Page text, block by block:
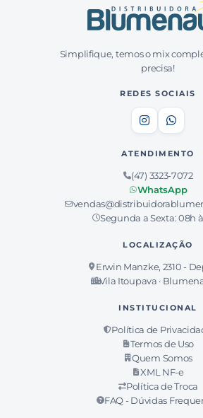
Simplifique, temos o mix
precisa!
REDES SOCIAIS
ATENDIMENTO
(47) 3323-7072
WhatsApp
Segunda a Sexta: 08h
LOCALIZAÇÃO
Erwin Manzke, 2310 -
Vila Itoupava ·
INSTITUCIONAL
Política de
Termos de Uso
Quem Somos
XML NF-e
Política de Troca
FAQ - Dúvidas